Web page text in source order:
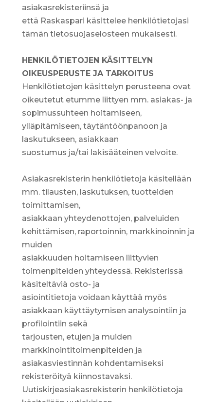
asiakasrekisteriinsä ja
että Raskaspari käsittelee henkilötietojasi
tämän tietosuojaselosteen mukaisesti.
HENKILÖTIETOJEN KÄSITTELYN
OIKEUSPERUSTE JA TARKOITUS
Henkilötietojen käsittelyn perusteena ovat
oikeutetut etumme liittyen mm. asiakas- ja
sopimussuhteen hoitamiseen,
ylläpitämiseen, täytäntöönpanoon ja
laskutukseen, asiakkaan
suostumus ja/tai lakisääteinen velvoite.
Asiakasrekisterin henkilötietoja käsitellään
mm. tilausten, laskutuksen, tuotteiden
toimittamisen,
asiakkaan yhteydenottojen, palveluiden
kehittämisen, raportoinnin, markkinoinnin ja
muiden
asiakkuuden hoitamiseen liittyvien
toimenpiteiden yhteydessä. Rekisterissä
käsiteltäviä osto- ja
asiointitietoja voidaan käyttää myös
asiakkaan käyttäytymisen analysointiin ja
profilointiin sekä
tarjousten, etujen ja muiden
markkinointitoimenpiteiden ja
asiakasviestinnän kohdentamiseksi
rekisteröityä kiinnostavaksi.
Uutiskirjeasiakasrekisterin henkilötietoja